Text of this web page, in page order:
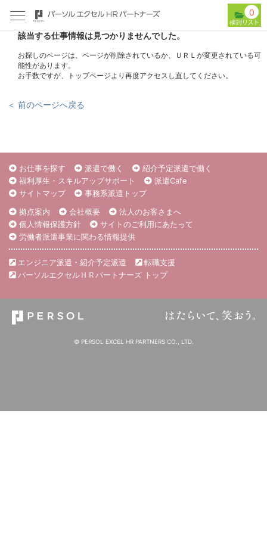
0
該当する仕事情報は見つかりませんでした。
お探しのページは、ページが削除されているか、ＵＲＬが変更されている可
能性があります。
お手数ですが、トップページより再度アクセスし直してください。
＜ 前のページへ戻る
お仕事を探す 派遣で働く
紹介予定派遣で働く
福利厚生・スキルアップサポート
派遣Cafe
サイトマップ
事務系派遣トップ
拠点案内
会社概要
法人のお客さまへ
個人情報保護方針
サイトのご利用にあたって
労働者派遣事業に関わる情報提供
エンジニア派遣・紹介予定派遣
転職支援
パーソルエクセルＨＲパートナーズ トップ
© PERSOL EXCEL HR PARTNERS CO., LTD.